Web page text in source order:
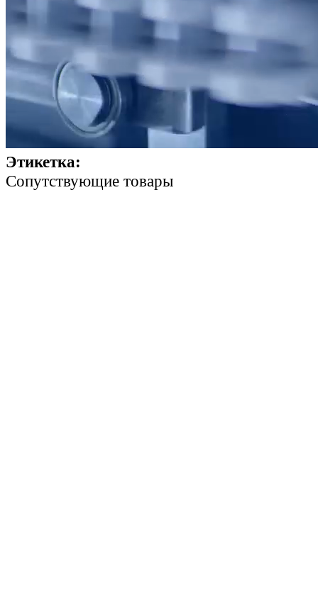
Этикетка:
Cопутствующие товары